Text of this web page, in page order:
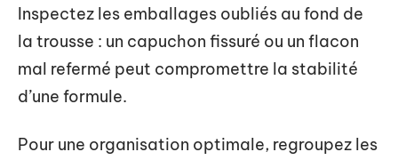
Inspectez les emballages oubliés au fond de
la trousse : un capuchon fissuré ou un flacon
mal refermé peut compromettre la stabilité
d’une formule.
Pour une organisation optimale, regroupez les